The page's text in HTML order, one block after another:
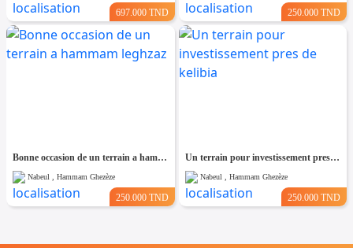
697.000 TND 250.000 TND
Bonne occasion de un terrain a hammam leghzaz
Nabeul , Hammam Ghezèze
250.000 TND
Un terrain pour investissement pres de kelibia
Nabeul , Hammam Ghezèze
250.000 TND